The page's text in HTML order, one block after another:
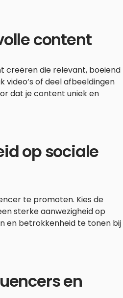
content
creëren die relevant, boeiend
video’s of deel afbeeldingen
dat je content uniek en
op sociale
te promoten. Kies de
sterke aanwezigheid op
en betrokkenheid te tonen bij
en